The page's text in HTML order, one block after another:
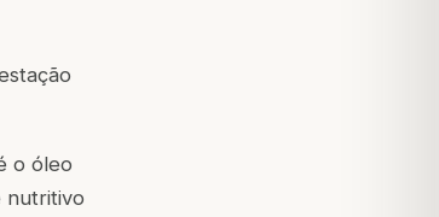
o óleo
nutritivo